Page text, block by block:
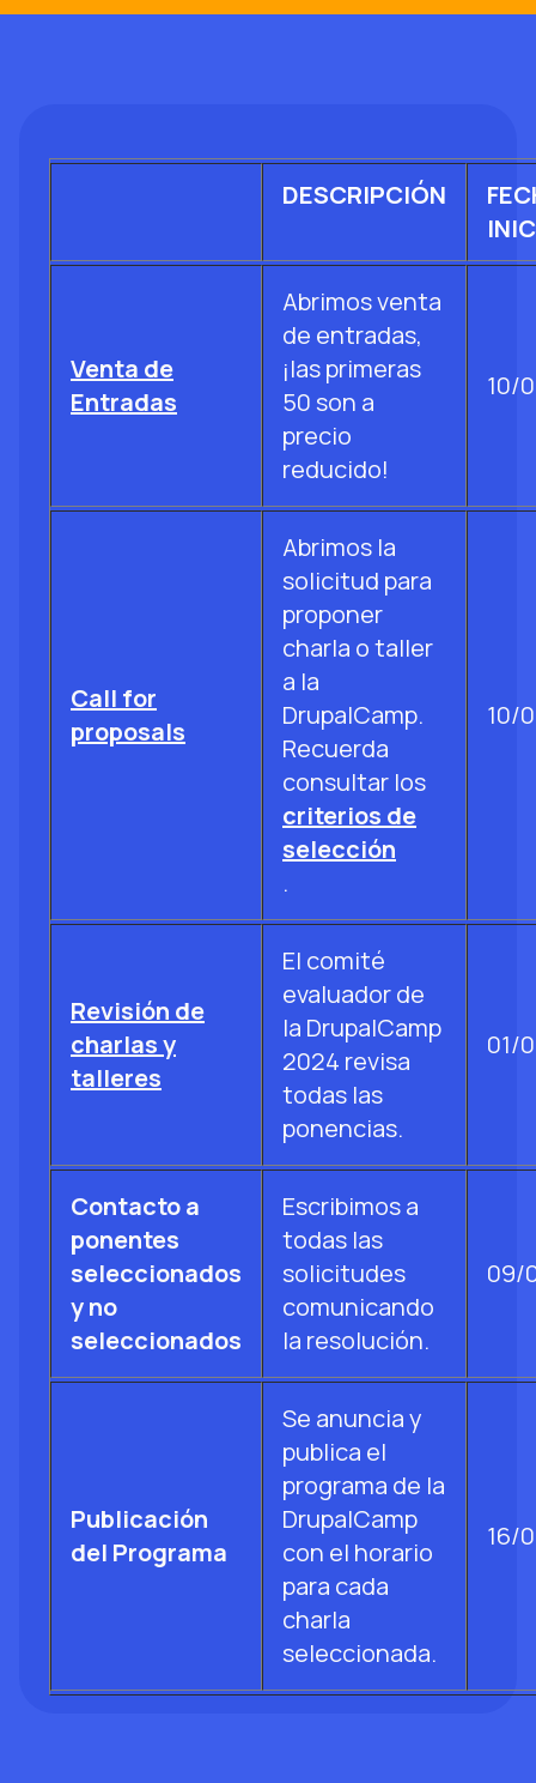
DESCRIPCIÓN
Venta de
Entradas
Abrimos venta
de entradas,
¡las primeras
50 son a
precio
reducido!
10/
Call for
proposals
Abrimos la
solicitud para
proponer
charla o taller
a la
DrupalCamp.
Recuerda
consultar los
criterios de
selección
.
10/
Revisión de
charlas y
talleres
El comité
evaluador de
la DrupalCamp
2024 revisa
todas las
ponencias.
01/
Contacto a
ponentes
seleccionados
y no
seleccionados
Escribimos a
todas las
solicitudes
comunicando
la resolución.
09/
Publicación
del Programa
Se anuncia y
publica el
programa de la
DrupalCamp
con el horario
para cada
charla
seleccionada.
16/